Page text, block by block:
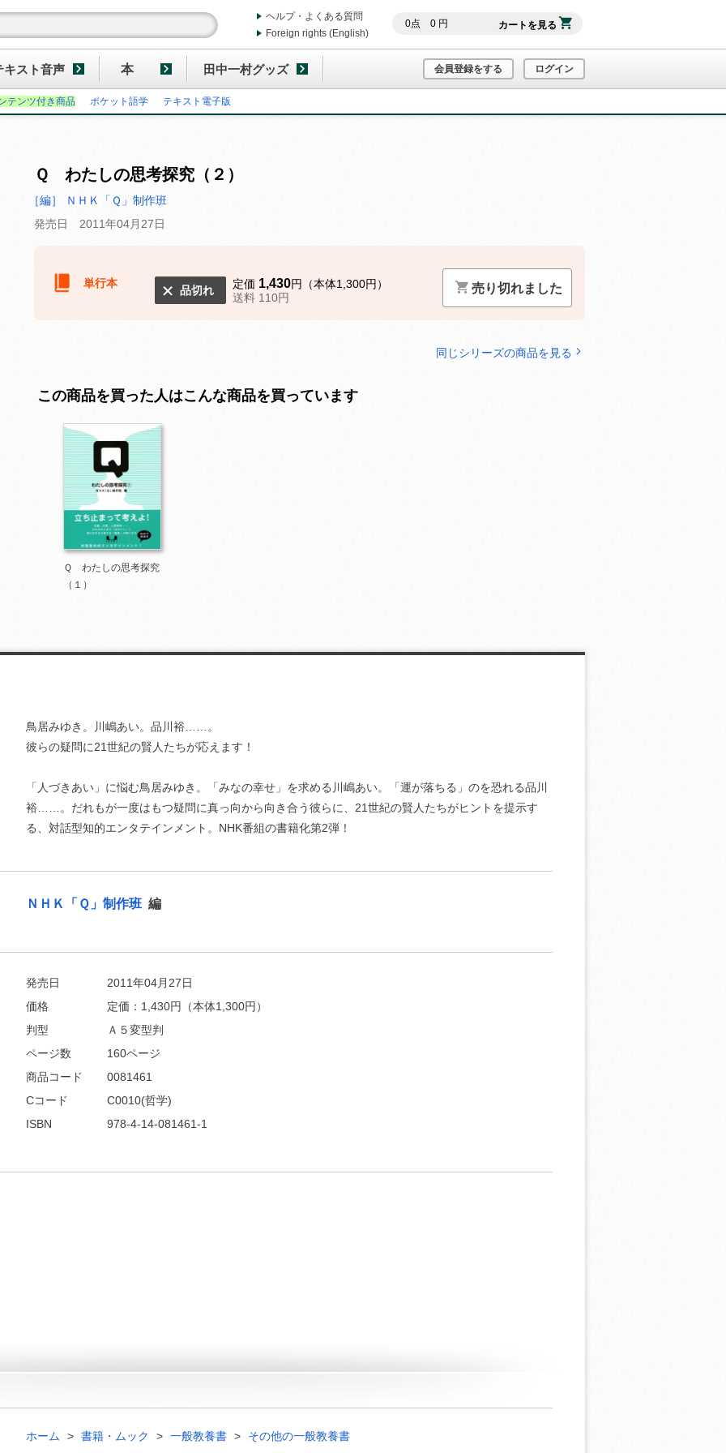
0点 0円 カートを見る
ヘルプ・よくある質問
Foreign rights (English)
キスト音声 本 田中一村グッズ 会員登録をする ログイン
テンツ付き商品 ポケット語学 テキスト電子版
お支払いに進む
他にも商品を買う
Ｑ わたしの思考探究（２）
［編］ ＮＨＫ「Ｑ」制作班
発売日 2011年04月27日
単行本
品切れ 定価 1,430円（本体1,300円）
送料 110円
売り切れました
同じシリーズの商品を見る
この商品を買った人はこんな商品を買っています
Ｑ わたしの思考探究
（１）
鳥居みゆき。川嶋あい。品川裕……。
彼らの疑問に21世紀の賢人たちが応えます！
「人づきあい」に悩む鳥居みゆき。「みなの幸せ」を求める川嶋あい。「運が落ちる」のを恐れる品川
裕……。だれもが一度はもつ疑問に真っ向から向き合う彼らに、21世紀の賢人たちがヒントを提示す
る、対話型知的エンタテインメント。NHK番組の書籍化第2弾！
ＮＨＫ「Ｑ」制作班 編
発売日
2011年04月27日
価格
定価： 1,430円（本体1,300円）
判型
Ａ５変型判
ページ数
160ページ
商品コード
0081461
Cコード
C0010(哲学)
ISBN
978-4-14-081461-1
ホーム 書籍・ムック 一般教養書 その他の一般教養書